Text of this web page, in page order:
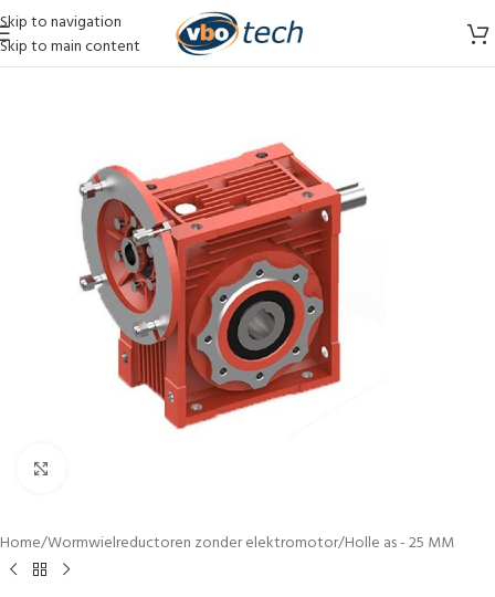
Skip to navigation
Skip to main content
Home/Wormwielreductoren zonder elektromotor/Holle as - 25 MM